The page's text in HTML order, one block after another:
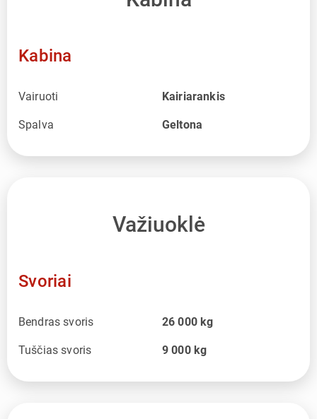
Kabina
Vairuoti Kairiarankis
Spalva Geltona
Važiuoklė
Svoriai
Bendras svoris 26 000 kg
Tuščias svoris 9 000 kg